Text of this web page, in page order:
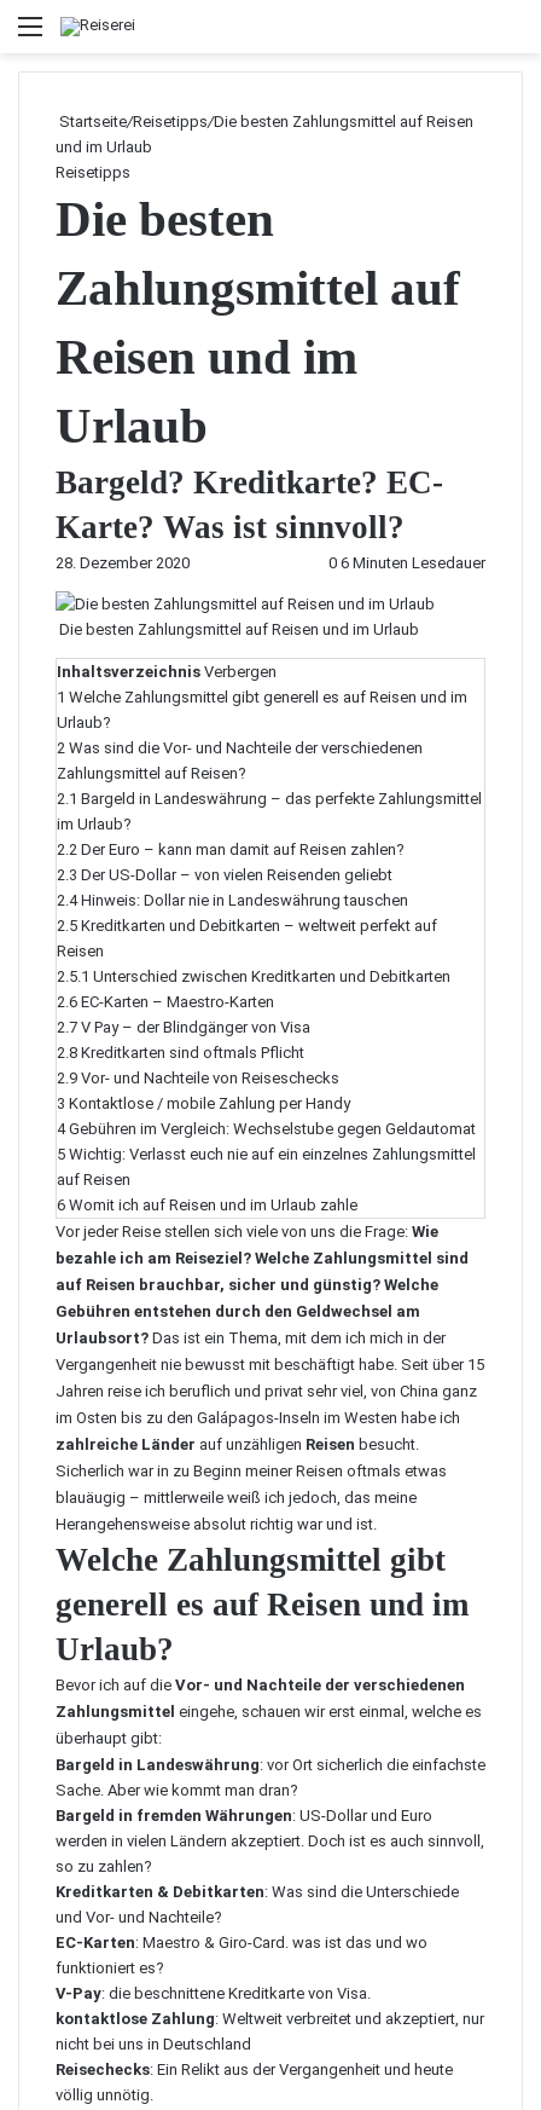
Menü
Startseite/Reisetipps/Die besten Zahlungsmittel auf Reisen
und im Urlaub
Reisetipps
Die besten
Zahlungsmittel auf
Reisen und im
Urlaub
Bargeld? Kreditkarte? EC-
Karte? Was ist sinnvoll?
28. Dezember 2020 0 6 Minuten Lesedauer
Die besten Zahlungsmittel auf Reisen und im Urlaub
Inhaltsverzeichnis Verbergen
1 Welche Zahlungsmittel gibt generell es auf Reisen und im
Urlaub?
2 Was sind die Vor- und Nachteile der verschiedenen
Zahlungsmittel auf Reisen?
2.1 Bargeld in Landeswährung – das perfekte Zahlungsmittel
im Urlaub?
2.2 Der Euro – kann man damit auf Reisen zahlen?
2.3 Der US-Dollar – von vielen Reisenden geliebt
2.4 Hinweis: Dollar nie in Landeswährung tauschen
2.5 Kreditkarten und Debitkarten – weltweit perfekt auf
Reisen
2.5.1 Unterschied zwischen Kreditkarten und Debitkarten
2.6 EC-Karten – Maestro-Karten
2.7 V Pay – der Blindgänger von Visa
2.8 Kreditkarten sind oftmals Pflicht
2.9 Vor- und Nachteile von Reiseschecks
3 Kontaktlose / mobile Zahlung per Handy
4 Gebühren im Vergleich: Wechselstube gegen Geldautomat
5 Wichtig: Verlasst euch nie auf ein einzelnes Zahlungsmittel
auf Reisen
6 Womit ich auf Reisen und im Urlaub zahle
Vor jeder Reise stellen sich viele von uns die Frage: Wie
bezahle ich am Reiseziel? Welche Zahlungsmittel sind
auf Reisen brauchbar, sicher und günstig? Welche
Gebühren entstehen durch den Geldwechsel am
Urlaubsort? Das ist ein Thema, mit dem ich mich in der
Vergangenheit nie bewusst mit beschäftigt habe. Seit über 15
Jahren reise ich beruflich und privat sehr viel, von China ganz
im Osten bis zu den Galápagos-Inseln im Westen habe ich
zahlreiche Länder auf unzähligen Reisen besucht.
Sicherlich war in zu Beginn meiner Reisen oftmals etwas
blauäugig – mittlerweile weiß ich jedoch, das meine
Herangehensweise absolut richtig war und ist.
Welche Zahlungsmittel gibt
generell es auf Reisen und im
Urlaub?
Bevor ich auf die Vor- und Nachteile der verschiedenen
Zahlungsmittel eingehe, schauen wir erst einmal, welche es
überhaupt gibt:
Bargeld in Landeswährung: vor Ort sicherlich die einfachste
Sache. Aber wie kommt man dran?
Bargeld in fremden Währungen: US-Dollar und Euro
werden in vielen Ländern akzeptiert. Doch ist es auch sinnvoll,
so zu zahlen?
Kreditkarten & Debitkarten: Was sind die Unterschiede
und Vor- und Nachteile?
EC-Karten: Maestro & Giro-Card. was ist das und wo
funktioniert es?
V-Pay: die beschnittene Kreditkarte von Visa.
kontaktlose Zahlung: Weltweit verbreitet und akzeptiert, nur
nicht bei uns in Deutschland
Reisechecks: Ein Relikt aus der Vergangenheit und heute
völlig unnötig.